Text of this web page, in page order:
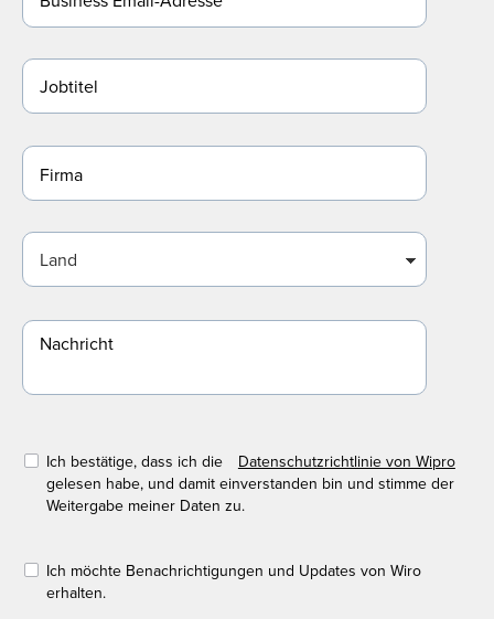
Ich bestätige, dass ich die
Datenschutzrichtlinie von Wipro
gelesen habe, und damit einverstanden bin und stimme der
Weitergabe meiner Daten zu.
Ich möchte Benachrichtigungen und Updates von Wiro
erhalten.